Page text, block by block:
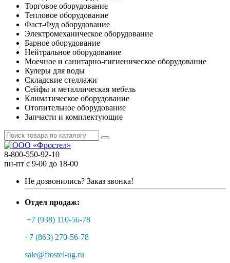
Торговое оборудование
Тепловое оборудование
Фаст-Фуд оборудование
Электромеханическое оборудование
Барное оборудование
Нейтральное оборудование
Моечное и санитарно-гигиеническое оборудование
Кулеры для воды
Складские стеллажи
Сейфы и металлическая мебель
Климатическое оборудование
Отопительное оборудование
Запчасти и комплектующие
8-800-550-92-10
пн-пт с 9-00 до 18-00
Не дозвонились? Заказ звонка!
Отдел продаж:
+7 (938) 110-56-78
+7 (863) 270-56-78
sale@frostel-ug.ru